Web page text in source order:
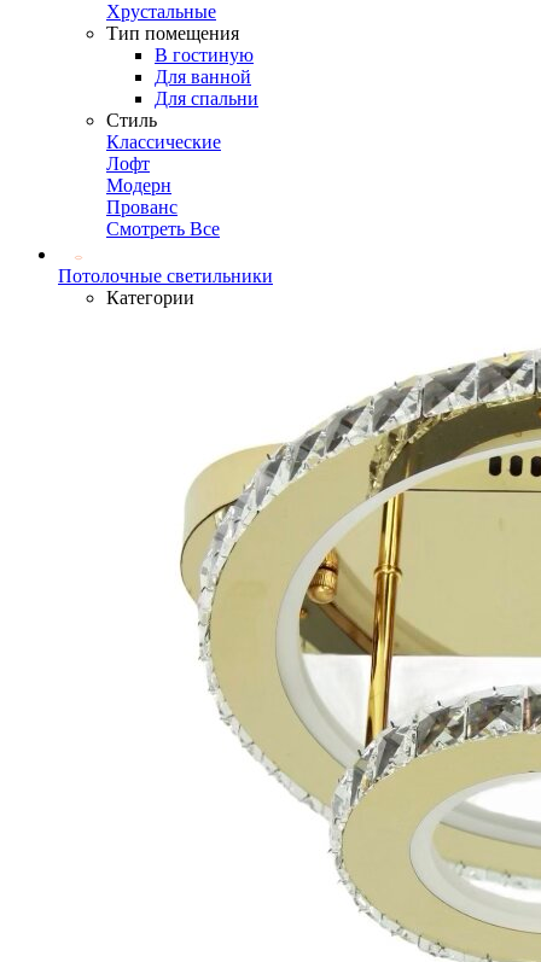
Хрустальные
Тип помещения
В гостиную
Для ванной
Для спальни
Стиль
Классические
Лофт
Модерн
Прованс
Смотреть Все
Потолочные светильники
Категории